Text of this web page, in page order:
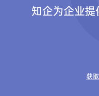
知企为企业提
获